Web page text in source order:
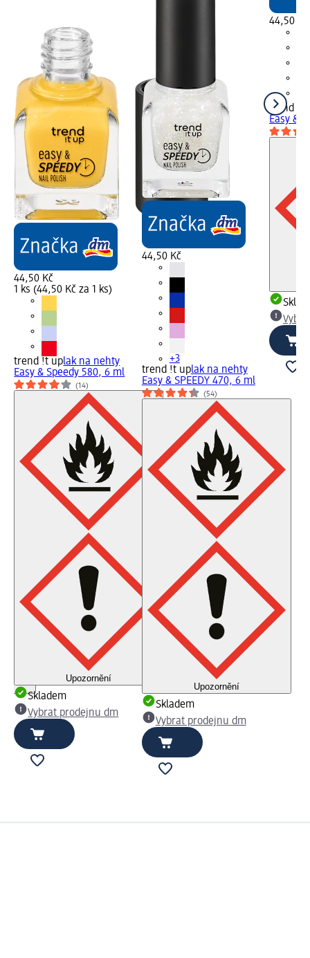
44,50 Kč
1 ks (44,50 Kč za 1 ks)
trend !t uplak na nehty
Easy & Speedy 580, 6 ml
(14)
Upozornění
Skladem
Vybrat prodejnu dm
44,50 Kč
+3
trend !t uplak na nehty
Easy & SPEEDY 470, 6 ml
(54)
Upozornění
Skladem
Vybrat prodejnu dm
44,50 Kč
trend !t
Easy &